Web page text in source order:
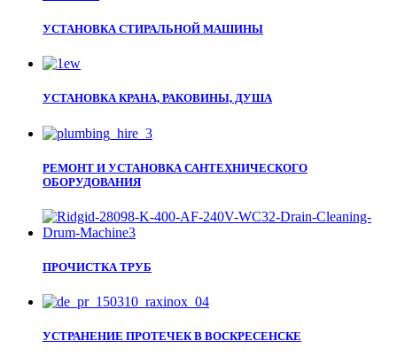
УСТАНОВКА СТИРАЛЬНОЙ МАШИНЫ
УСТАНОВКА КРАНА, РАКОВИНЫ, ДУША
РЕМОНТ И УСТАНОВКА САНТЕХНИЧЕСКОГО
ОБОРУДОВАНИЯ
ПРОЧИСТКА ТРУБ
УСТРАНЕНИЕ ПРОТЕЧЕК В ВОСКРЕСЕНСКЕ